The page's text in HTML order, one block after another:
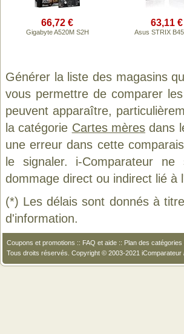
66,72 €
Gigabyte A520M S2H
63,11 €
Asus STRIX
Générer la liste des magasins
vous permettre de comparer
peuvent apparaître,
la catégorie Cartes mères dans
une erreur dans cette
le signaler. i-Comparateur
dommage direct ou indirect lié à
(*) Les délais sont donnés à
d'information.
Coupons et promotions :: FAQ et aide :: Plan des catégories
Tous droits réservés. Copyright © 2003-2021